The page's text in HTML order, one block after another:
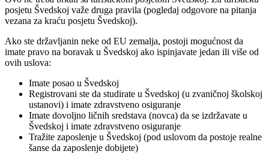
posjetu Švedskoj važe druga pravila (pogledaj odgovore na pitanja
vezana za kraću posjetu Švedskoj).
Ako ste državljanin neke od EU zemalja, postoji mogućnost da
imate pravo na boravak u Švedskoj ako ispinjavate jedan ili više od
ovih uslova:
Imate posao u Švedskoj
Registrovani ste da studirate u Švedskoj (u zvaničnoj školskoj
ustanovi) i imate zdravstveno osiguranje
Imate dovoljno ličnih sredstava (novca) da se izdržavate u
Švedskoj i imate zdravstveno osiguranje
Tražite zaposlenje u Švedskoj (pod uslovom da postoje realne
šanse da zaposlenje dobijete)